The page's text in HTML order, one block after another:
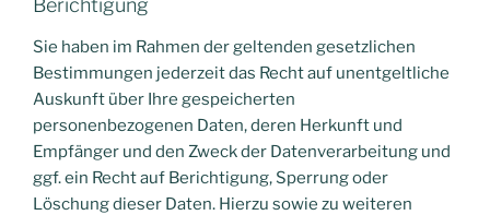
Berichtigung
Sie haben im Rahmen der geltenden gesetzlichen
Bestimmungen jederzeit das Recht auf unentgeltliche
Auskunft über Ihre gespeicherten
personenbezogenen Daten, deren Herkunft und
Empfänger und den Zweck der Datenverarbeitung und
ggf. ein Recht auf Berichtigung, Sperrung oder
Löschung dieser Daten. Hierzu sowie zu weiteren